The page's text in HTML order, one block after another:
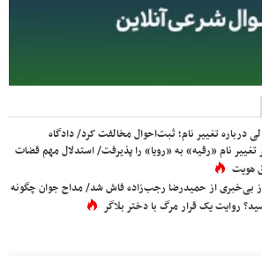
درباره تغییر نام؛ ثبت‌احوال مخالفت کرد/ دادگاه
تغییر نام «رقیه» به «رویا» را پذیرفت/ استدلال مهم قضات
هویت
۱۵ روز بی‌خبری از حمیدرضا رجب‌زاده فاش شد/ مداح جوان چگونه
روایت یک قرار مرگ با دختر بلاگر